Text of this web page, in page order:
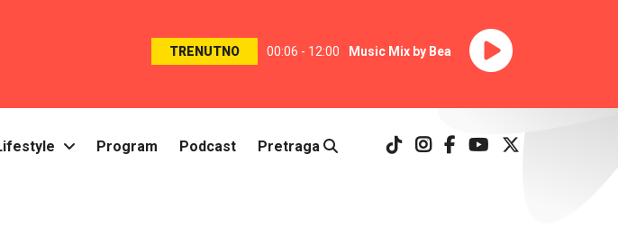
TRENUTNO 00:06 - 12:00 Music Mix by Bea
Program Podcast Pretraga